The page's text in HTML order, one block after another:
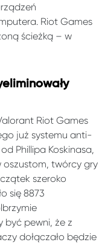
Riot Games
ścieżką – w
Riot Games
już systemu anti-
Phillipa Koskinasa,
twórcy gry
szeroko
się 8873
być pewni, że z
dołączało będzie